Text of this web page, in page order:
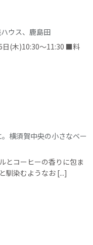
ウス、鹿島田
(木)10:30～11:30 ■料
横須賀中央の小さなベー
とコーヒーの香りに包ま
馴染むようなお [...]